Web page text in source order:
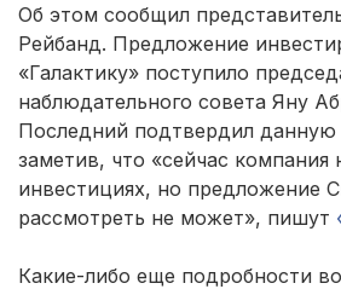
Об этом сообщил
Рейбанд. Предложение
«Галактику» поступило
наблюдательного совета Яну
Последний подтвердил
заметив, что «сейчас компания
инвестициях, но предложение
рассмотреть не может», пишут
Какие-либо еще подробности